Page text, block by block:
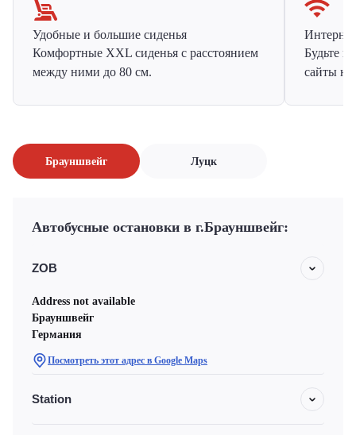
Удобные и большие сиденья
Комфортные XXL сиденья с расстоянием
между ними до 80 см.
Будьте
сайты на
Брауншвейг Луцк
Автобусные остановки в г.Брауншвейг:
ZOB
Address not available
Брауншвейг
Германия
Посмотреть этот адрес в Google Maps
Station